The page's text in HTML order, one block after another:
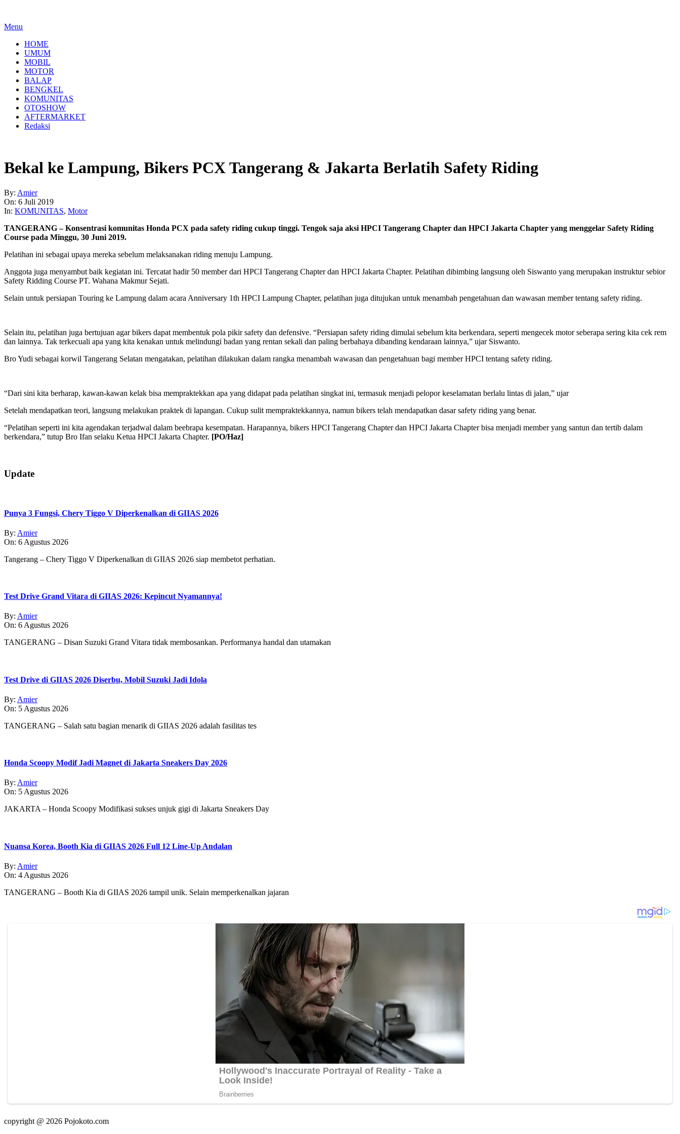
Menu
HOME
UMUM
MOBIL
MOTOR
BALAP
BENGKEL
KOMUNITAS
OTOSHOW
AFTERMARKET
Redaksi
Bekal ke Lampung, Bikers PCX Tangerang & Jakarta Berlatih Safety Riding
By: Amier
On: 6 Juli 2019
In: KOMUNITAS, Motor
TANGERANG – Konsentrasi komunitas Honda PCX pada safety riding cukup tinggi. Tengok saja aksi HPCI Tangerang Chapter dan HPCI Jakarta Chapter yang menggelar Safety Riding
Course pada Minggu, 30 Juni 2019.
Pelatihan ini sebagai upaya mereka sebelum melaksanakan riding menuju Lampung.
Anggota juga menyambut baik kegiatan ini. Tercatat hadir 50 member dari HPCI Tangerang Chapter dan HPCI Jakarta Chapter. Pelatihan dibimbing langsung oleh Siswanto yang merupakan instruktur sebior
Safety Ridding Course PT. Wahana Makmur Sejati.
Selain untuk persiapan Touring ke Lampung dalam acara Anniversary 1th HPCI Lampung Chapter, pelatihan juga ditujukan untuk menambah pengetahuan dan wawasan member tentang safety riding.
Selain itu, pelatihan juga bertujuan agar bikers dapat membentuk pola pikir safety dan defensive. “Persiapan safety riding dimulai sebelum kita berkendara, seperti mengecek motor seberapa sering kita cek rem
dan lainnya. Tak terkecuali apa yang kita kenakan untuk melindungi badan yang rentan sekali dan paling berbahaya dibanding kendaraan lainnya,” ujar Siswanto.
Bro Yudi sebagai korwil Tangerang Selatan mengatakan, pelatihan dilakukan dalam rangka menambah wawasan dan pengetahuan bagi member HPCI tentang safety riding.
“Dari sini kita berharap, kawan-kawan kelak bisa mempraktekkan apa yang didapat pada pelatihan singkat ini, termasuk menjadi pelopor keselamatan berlalu lintas di jalan,” ujar
Setelah mendapatkan teori, langsung melakukan praktek di lapangan. Cukup sulit mempraktekkannya, namun bikers telah mendapatkan dasar safety riding yang benar.
“Pelatihan seperti ini kita agendakan terjadwal dalam beebrapa kesempatan. Harapannya, bikers HPCI Tangerang Chapter dan HPCI Jakarta Chapter bisa menjadi member yang santun dan tertib dalam
berkendara,” tutup Bro Ifan selaku Ketua HPCI Jakarta Chapter. [PO/Haz]
2019-
07-
Update
Punya 3 Fungsi, Chery Tiggo V Diperkenalkan di GIIAS 2026
By: Amier
On: 6 Agustus 2026
Tangerang – Chery Tiggo V Diperkenalkan di GIIAS 2026 siap membetot perhatian.
Test Drive Grand Vitara di GIIAS 2026: Kepincut Nyamannya!
By: Amier
On: 6 Agustus 2026
TANGERANG – Disan Suzuki Grand Vitara tidak membosankan. Performanya handal dan utamakan
Test Drive di GIIAS 2026 Diserbu, Mobil Suzuki Jadi Idola
By: Amier
On: 5 Agustus 2026
TANGERANG – Salah satu bagian menarik di GIIAS 2026 adalah fasilitas tes
Honda Scoopy Modif Jadi Magnet di Jakarta Sneakers Day 2026
By: Amier
On: 5 Agustus 2026
JAKARTA – Honda Scoopy Modifikasi sukses unjuk gigi di Jakarta Sneakers Day
Nuansa Korea, Booth Kia di GIIAS 2026 Full 12 Line-Up Andalan
By: Amier
On: 4 Agustus 2026
TANGERANG – Booth Kia di GIIAS 2026 tampil unik. Selain memperkenalkan jajaran
copyright @ 2026 Pojokoto.com